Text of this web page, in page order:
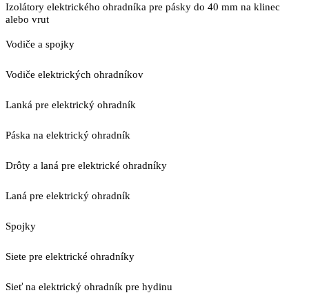
Izolátory elektrického ohradníka pre pásky do 40 mm na klinec
alebo vrut
Vodiče a spojky
Vodiče elektrických ohradníkov
Lanká pre elektrický ohradník
Páska na elektrický ohradník
Drôty a laná pre elektrické ohradníky
Laná pre elektrický ohradník
Spojky
Siete pre elektrické ohradníky
Sieť na elektrický ohradník pre hydinu